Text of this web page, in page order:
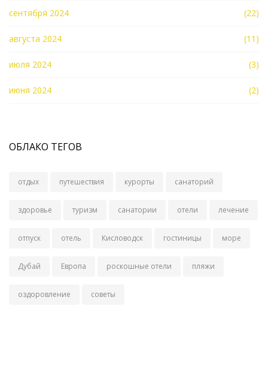
сентября 2024 (22)
августа 2024 (11)
июля 2024 (3)
июня 2024 (2)
ОБЛАКО ТЕГОВ
отдых путешествия курорты санаторий
здоровье туризм санатории отели лечение
отпуск отель Кисловодск гостиницы море
Дубай Европа роскошные отели пляжи
оздоровление советы